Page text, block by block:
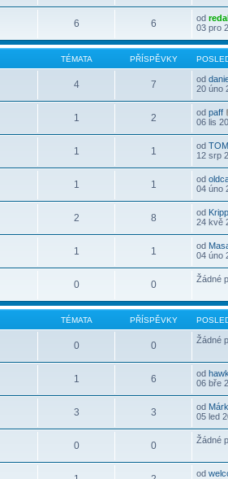
6 6 od
03 pro
TÉMATA PŘÍSPĚVKY
4 7 od
20 úno
1 2 od paff
06 lis
1 1 od
12 srp
1 1 od
04 úno
2 8 od Kripp
24 kvě
1 1 od
04 úno
0 0 Žádné
TÉMATA PŘÍSPĚVKY
0 0 Žádné
1 6 od
06 bře
3 3 od
05 led
0 0 Žádné
od